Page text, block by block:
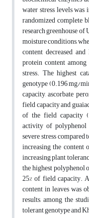
water stress levels
randomized complete
research greenhouse
moisture conditions,
content decreased
protein content
stress. The highest
genotype (0.196 mg/
capacity, ascorbate
field capacity and
of the field capacity
activity of
severe stress
increasing the content
increasing plant
the highest
25% of field capacity.
content in leaves was
results, among the
tolerant genotype and